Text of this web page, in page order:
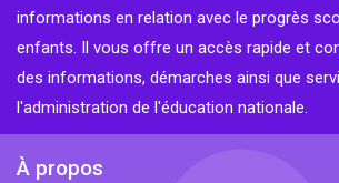
informations en relation avec le progrès
enfants. Il vous offre un accès rapide et
des informations, démarches ainsi que
l'administration de l'éducation nationale.
À propos